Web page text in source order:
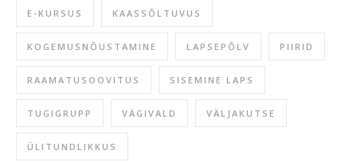
E-KURSUS KAASSÕLTUVUS
KOGEMUSNÕUSTAMINE LAPSEPÕLV PIIRID
RAAMATUSOOVITUS SISEMINE LAPS
TUGIGRUPP VÄGIVALD VÄLJAKUTSE
ÜLITUNDLIKKUS